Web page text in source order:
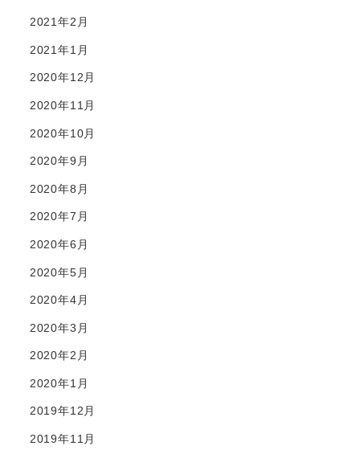
2021年2月
2021年1月
2020年12月
2020年11月
2020年10月
2020年9月
2020年8月
2020年7月
2020年6月
2020年5月
2020年4月
2020年3月
2020年2月
2020年1月
2019年12月
2019年11月